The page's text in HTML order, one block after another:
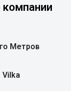
Метров
Vilka